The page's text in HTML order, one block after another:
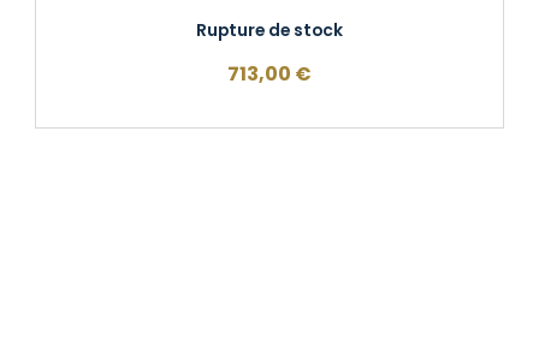
Rupture de stock
713,00 €